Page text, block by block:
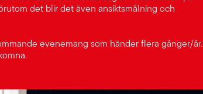
det blir det även ansiktsmålning och
evenemang som händer flera gånger/år.